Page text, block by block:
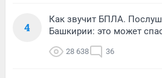
4
Как звучит БПЛА.
Башкирии: это может
28 638 36